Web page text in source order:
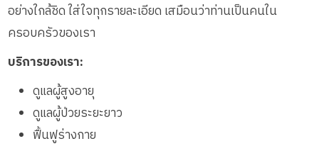
อย่างใกล้ชิด ใส่ใจทุกรายละเอียด เสมือนว่าท่านเป็นคนใน
ครอบครัวของเรา
บริการของเรา:
ดูแลผู้สูงอายุ
ดูแลผู้ป่วยระยะยาว
ฟื้นฟูร่างกาย